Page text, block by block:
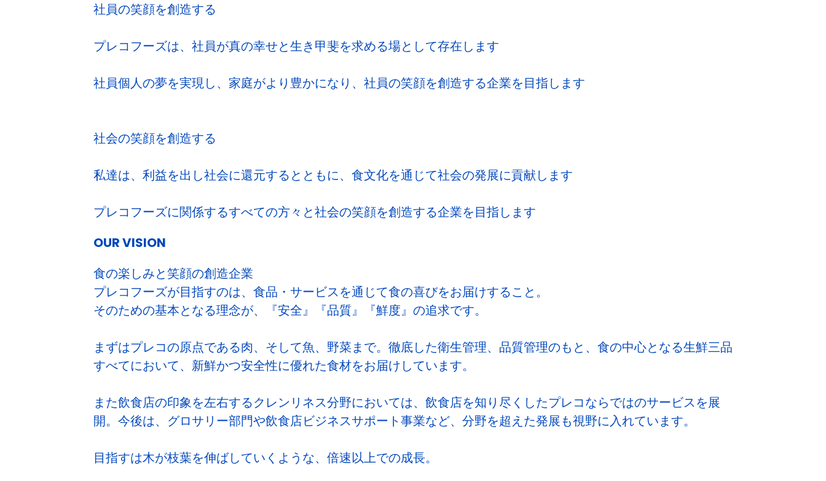
社員の笑顔を創造する
プレコフーズは、社員が真の幸せと生き甲斐を求める場として存在します
社員個人の夢を実現し、家庭がより豊かになり、社員の笑顔を創造する企業を目指します
社会の笑顔を創造する
私達は、利益を出し社会に還元するとともに、食文化を通じて社会の発展に貢献します
プレコフーズに関係するすべての方々と社会の笑顔を創造する企業を目指します
OUR VISION
食の楽しみと笑顔の創造企業
プレコフーズが目指すのは、食品・サービスを通じて食の喜びをお届けすること。
そのための基本となる理念が、『安全』『品質』『鮮度』の追求です。
まずはプレコの原点である肉、そして魚、野菜まで。徹底した衛生管理、品質管理のもと、食の中心となる生鮮三品
すべてにおいて、新鮮かつ安全性に優れた食材をお届けしています。
また飲食店の印象を左右するクレンリネス分野においては、飲食店を知り尽くしたプレコならではのサービスを展
開。今後は、グロサリー部門や飲食店ビジネスサポート事業など、分野を超えた発展も視野に入れています。
目指すは木が枝葉を伸ばしていくような、倍速以上での成長。